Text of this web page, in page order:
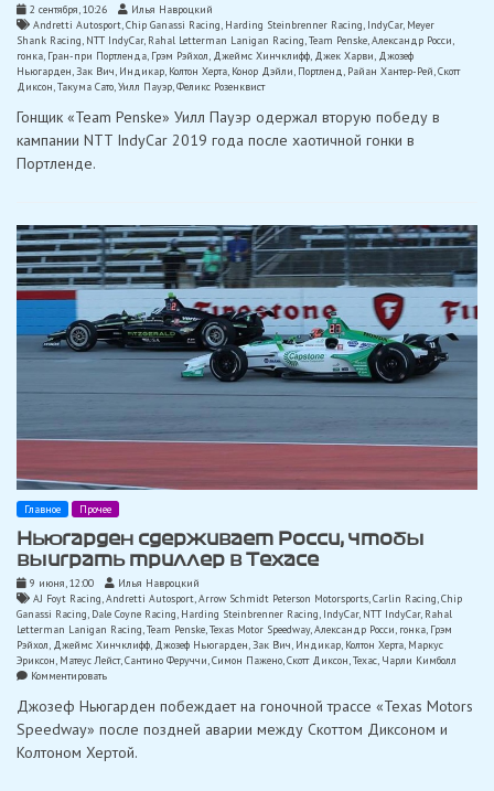
2 сентября, 10:26
Илья Навроцкий
Andretti Autosport,Chip Ganassi Racing, Harding Steinbrenner Racing, IndyCar, Meyer
Shank Racing, NTT IndyCar, Rahal Letterman Lanigan Racing,Team Penske,Александр Росси
гонка, Гран-при Портленда, Грэм Рэйхол, Джеймс Хинчклифф, Джек Харви, Джозеф
Ньюгарден,Зак Вич, Индикар, Колтон Херта, Конор Дэйли, Портленд, Райан Хантер-Рей,Скотт
Диксон,Такума Сато,Уилл Пауэр,Феликс Розенквист
Гонщик «Team Penske» Уилл Пауэр одержал вторую победу в
кампании NTT IndyCar 2019 года после хаотичной гонки в
Портленде.
Главное Прочее
Ньюгарден сдерживает Росси, чтобы
выиграть триллер в Техасе
9 июня, 12:00
Илья Навроцкий
AJ Foyt Racing,Andretti Autosport,Arrow Schmidt Peterson Motorsports,Carlin Racing,Chip
Ganassi Racing, Dale Coyne Racing, Harding Steinbrenner Racing, IndyCar, NTT IndyCar, Rahal
Letterman Lanigan Racing,Team Penske,Texas Motor Speedway,Александр Росси, гонка, Грэм
Рэйхол, Джеймс Хинчклифф, Джозеф Ньюгарден,Зак Вич, Индикар, Колтон Херта, Маркус
Эриксон, Матеус Лейст,Сантино Феруччи,Симон Пажено,Скотт Диксон,Техас, Чарли Кимболл
Комментироватьon
сдерживает
чтобы
выиграть
Джозеф Ньюгарден побеждает на гоночной трассе «Texas Motors
Speedway» после поздней аварии между Скоттом Диксоном и
Колтоном Хертой.